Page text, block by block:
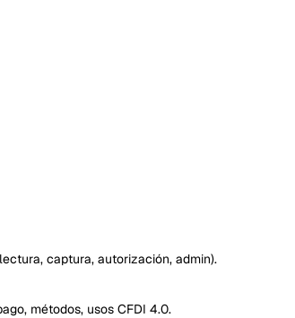
captura, autorización, admin).
métodos, usos CFDI 4.0.